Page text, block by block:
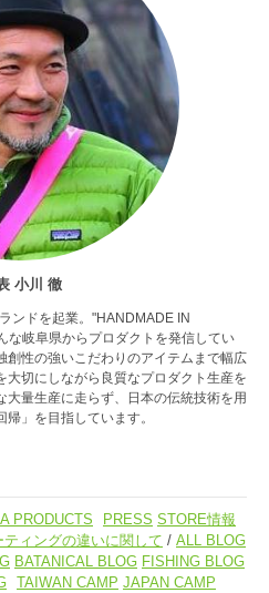
小川 徹
ンドを起業。"HANDMADE IN
な岐阜県からプロダクトを発信してい
創性の強いこだわりのアイテムまで幅広
大切にしながら良質なプロダクト生産を
量生産に走らず、日本の伝統技術を用
」を目指しています。
PRODUCTS PRESS STORE情報
ティングの違いに関して
ALL BLOG
BATANICAL BLOG FISHING BLOG
TAIWAN CAMP JAPAN CAMP